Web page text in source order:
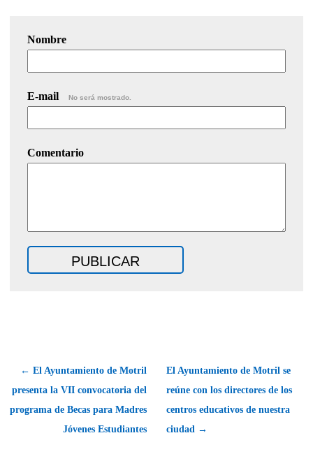
Nombre
E-mail No será mostrado.
Comentario
← El Ayuntamiento de Motril
presenta la VII convocatoria del
programa de Becas para Madres
Jóvenes Estudiantes
El Ayuntamiento de Motril se
reúne con los directores de los
centros educativos de nuestra
ciudad →